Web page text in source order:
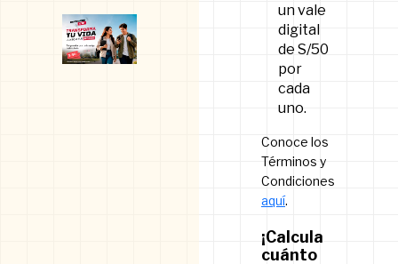
un vale
digital
de S/50
por
cada
uno.
Conoce los
Términos y
Condiciones
aquí.
¡Calcula
cuánto